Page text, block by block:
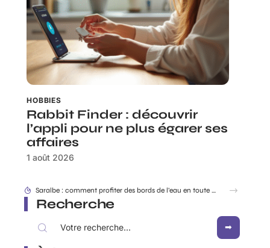
HOBBIES
Rabbit Finder : découvrir
l’appli pour ne plus égarer ses
affaires
1 août 2026
Saralbe : comment profiter des bords de l’eau en toute saison ?
Recherche